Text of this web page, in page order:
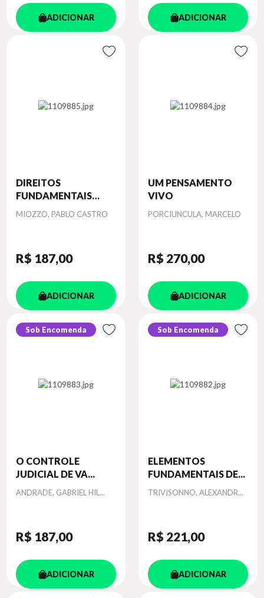
ADICIONAR ADICIONAR
DIREITOS
FUNDAMENTAIS
SOC...
Autor
MIOZZO, PABLO CASTRO
R$ 187,00
ADICIONAR
UM PENSAMENTO
VIVO
Autor
PORCIUNCULA, MARCELO
R$ 270,00
ADICIONAR
Sob Encomenda
O CONTROLE
JUDICIAL DE VA...
Autor
ANDRADE, GABRIEL HIL...
R$ 187,00
ADICIONAR
Sob Encomenda
ELEMENTOS
FUNDAMENTAIS DE...
Autor
TRIVISONNO, ALEXANDR...
R$ 221,00
ADICIONAR